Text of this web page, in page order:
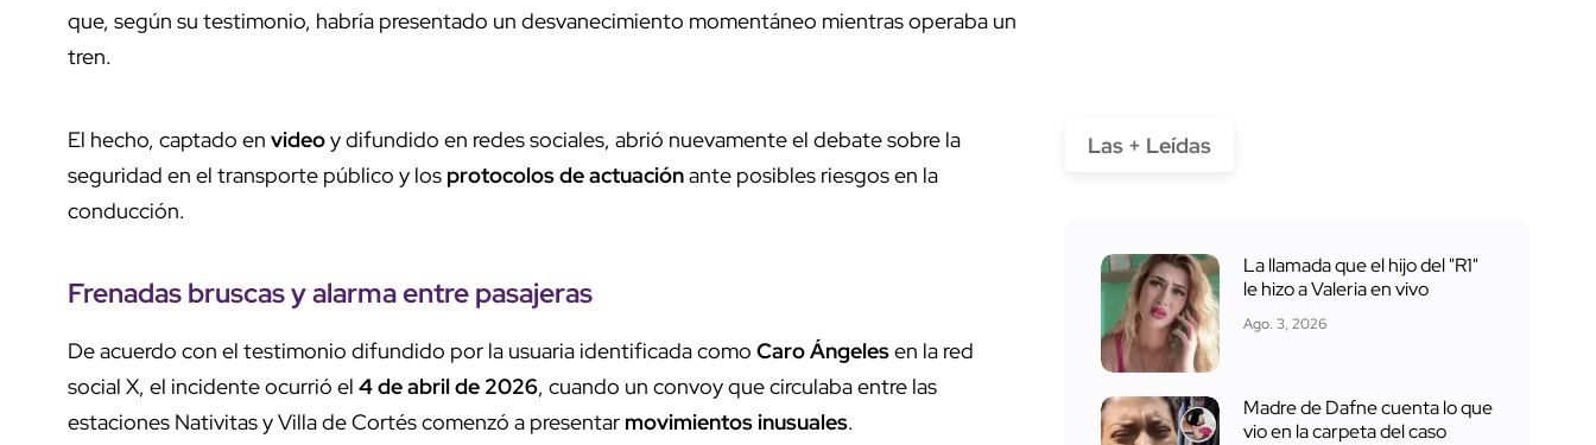
que, según su testimonio, habría presentado un desvanecimiento momentáneo mientras operaba un
tren.
El hecho, captado en videoy difundido en redes sociales, abrió nuevamente el debate sobre la
seguridad en el transporte público y los protocolos de actuaciónante posibles riesgos en la
conducción.
Frenadas bruscasyalarma entre pasajeras
De acuerdo con el testimonio difundido por la usuaria identificada como Caro Ángelesen la red
social X, el incidente ocurrió el 4 de abril de 2026, cuando un convoy que circulaba entre las
estaciones Nativitas y Villa de Cortés comenzó a presentar movimientos inusuales.
Las + Leídas
La llamada que el hijo del "R1"
le hizo a Valeria en vivo
Ago. 3, 2026
Madre de Dafne cuenta lo que
vio en la carpeta del caso